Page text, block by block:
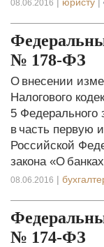
08.06.2016
№ 178-ФЗ
О внесении
Налогового
5 Федерального
в часть первую
Российской
закона «О
08.06.2016 |
№ 174-ФЗ